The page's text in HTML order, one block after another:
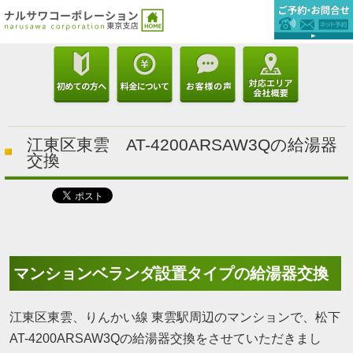
江東区東雲 AT-4200ARSAW3Qの給湯器
交換
マンションベランダ設置タイプの給湯器交換
江東区東雲、りんかい線 東雲駅周辺のマンションで、松下
AT-4200ARSAW3Qの給湯器交換をさせていただきまし